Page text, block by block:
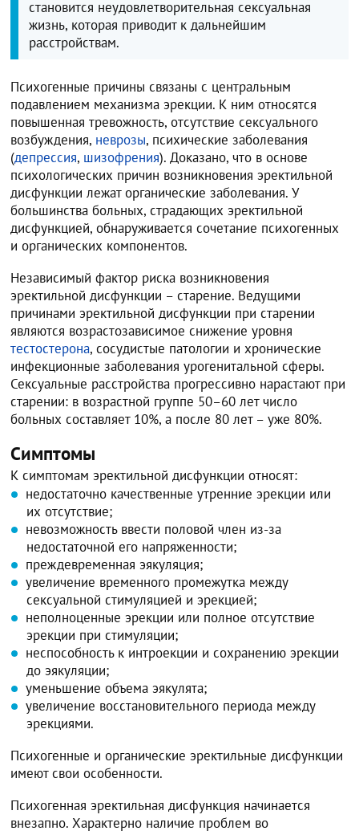
становится неудовлетворительная сексуальная
жизнь, которая приводит к дальнейшим
расстройствам.
Психогенные причины связаны с центральным
подавлением механизма эрекции. К ним относятся
повышенная тревожность, отсутствие сексуального
возбуждения, неврозы, психические заболевания
(депрессия, шизофрения). Доказано, что в основе
психологических причин возникновения эректильной
дисфункции лежат органические заболевания. У
большинства больных, страдающих эректильной
дисфункцией, обнаруживается сочетание психогенных
и органических компонентов.
Независимый фактор риска возникновения
эректильной дисфункции – старение. Ведущими
причинами эректильной дисфункции при старении
являются возрастозависимое снижение уровня
тестостерона, сосудистые патологии и хронические
инфекционные заболевания урогенитальной сферы.
Сексуальные расстройства прогрессивно нарастают при
старении: в возрастной группе 50–60 лет число
больных составляет 10%, а после 80 лет – уже 80%.
Симптомы
К симптомам эректильной дисфункции относят:
недостаточно качественные утренние эрекции или
их отсутствие;
невозможность ввести половой член из-за
недостаточной его напряженности;
преждевременная эякуляция;
увеличение временного промежутка между
сексуальной стимуляцией и эрекцией;
неполноценные эрекции или полное отсутствие
эрекции при стимуляции;
неспособность к интроекции и сохранению эрекции
до эякуляции;
уменьшение объема эякулята;
увеличение восстановительного периода между
эрекциями.
Психогенные и органические эректильные дисфункции
имеют свои особенности.
Психогенная эректильная дисфункция начинается
внезапно. Характерно наличие проблем во